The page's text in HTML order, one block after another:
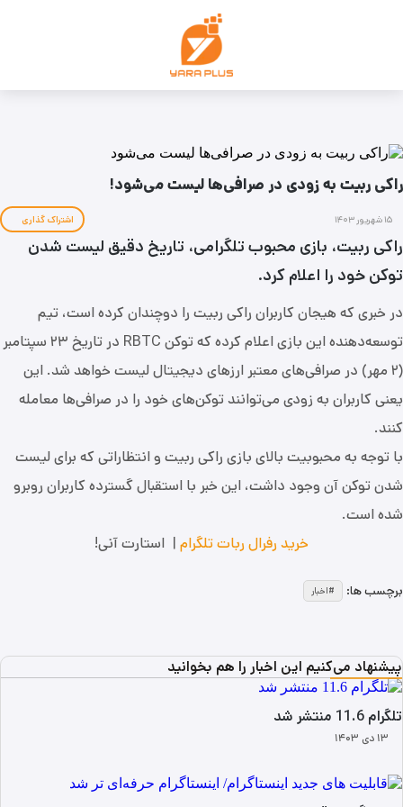
راکی ربیت به زودی در صرافی‌ها لیست می‌شود!
۱۵ شهریور ۱۴۰۳ اشتراک گذاری
راکی ربیت، بازی محبوب تلگرامی، تاریخ دقیق لیست شدن
توکن خود را اعلام کرد.
در خبری که هیجان کاربران راکی ربیت را دوچندان کرده است، تیم
توسعه‌دهنده این بازی اعلام کرده که توکن RBTC در تاریخ ۲۳ سپتامبر
(۲ مهر) در صرافی‌های معتبر ارزهای دیجیتال لیست خواهد شد. این
یعنی کاربران به زودی می‌توانند توکن‌های خود را در صرافی‌ها معامله
کنند.
با توجه به محبوبیت بالای بازی راکی ربیت و انتظاراتی که برای لیست
شدن توکن آن وجود داشت، این خبر با استقبال گسترده کاربران روبرو
شده است.
خرید رفرال ربات تلگرام | استارت آنی!
برچسب ها: اخبار
پیشنهاد می‌کنیم این اخبار را هم بخوانید
تلگرام 11.6 منتشر شد
۱۳ دی ۱۴۰۳